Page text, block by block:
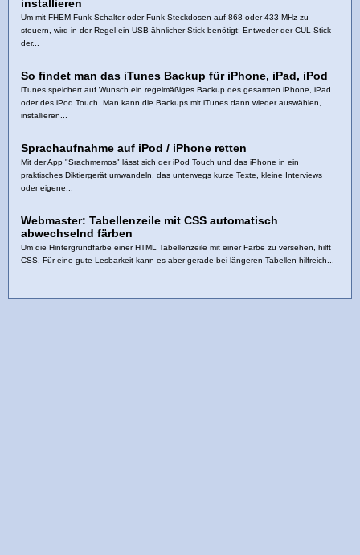
installieren
Um mit FHEM Funk-Schalter oder Funk-Steckdosen auf 868 oder 433 MHz zu
steuern, wird in der Regel ein USB-ähnlicher Stick benötigt: Entweder der CUL-Stick
der...
So findet man das iTunes Backup für iPhone, iPad, iPod
iTunes speichert auf Wunsch ein regelmäßiges Backup des gesamten iPhone, iPad
oder des iPod Touch. Man kann die Backups mit iTunes dann wieder auswählen,
installieren...
Sprachaufnahme auf iPod / iPhone retten
Mit der App "Srachmemos" lässt sich der iPod Touch und das iPhone in ein
praktisches Diktiergerät umwandeln, das unterwegs kurze Texte, kleine Interviews
oder eigene...
Webmaster: Tabellenzeile mit CSS automatisch
abwechselnd färben
Um die Hintergrundfarbe einer HTML Tabellenzeile mit einer Farbe zu versehen, hilft
CSS. Für eine gute Lesbarkeit kann es aber gerade bei längeren Tabellen hilfreich...